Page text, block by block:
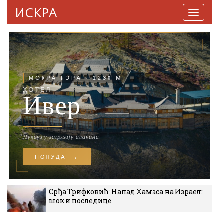
ИСКРА
Срђа Трифковић: Напад Хамаса на Израел:
шок и последице